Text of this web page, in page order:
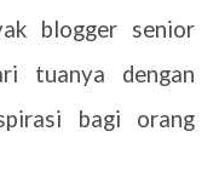
blogger senior
tuanya dengan
bagi orang